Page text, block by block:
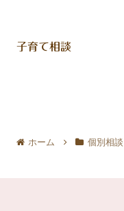
子育て相談
ホーム 個別相談